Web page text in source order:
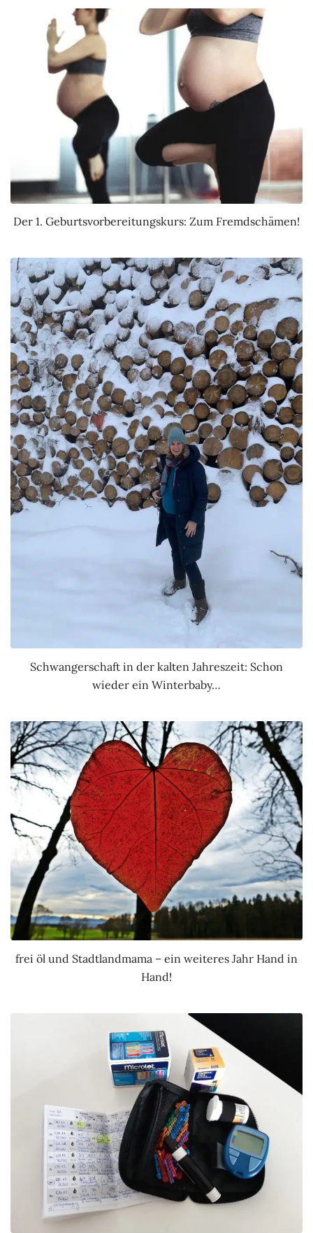
Der 1. Geburtsvorbereitungskurs: Zum Fremdschämen!
Schwangerschaft in der kalten Jahreszeit: Schon
wieder ein Winterbaby…
frei öl und Stadtlandmama – ein weiteres Jahr Hand in
Hand!